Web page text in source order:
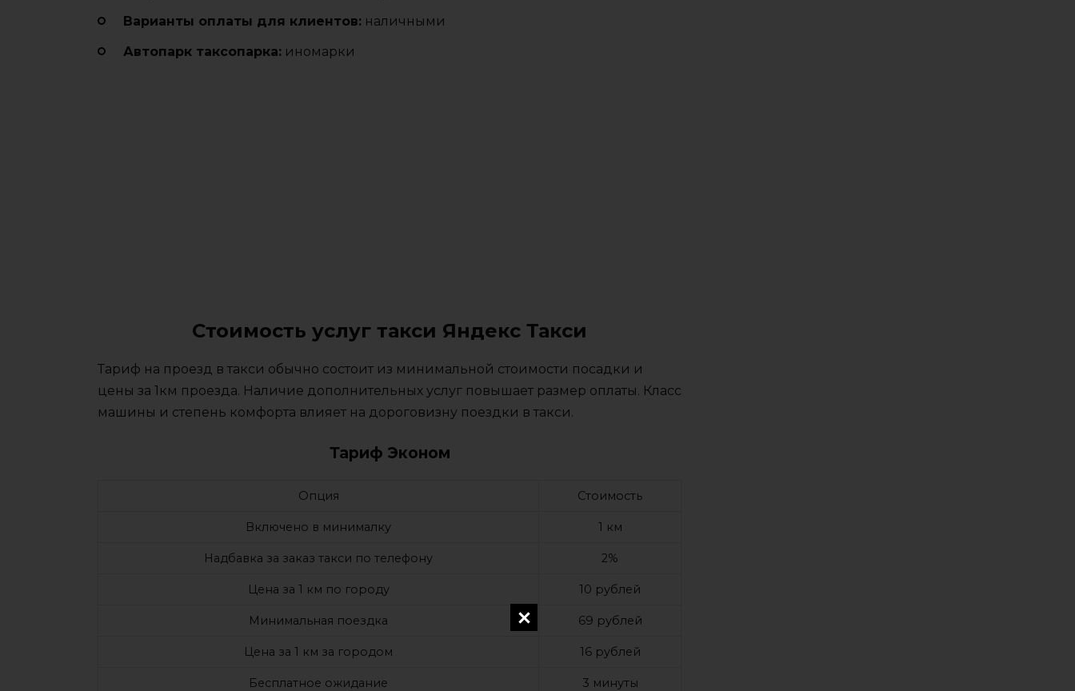
Варианты оплаты для клиентов: наличными
Автопарк таксопарка: иномарки
Стоимость услуг такси Яндекс Такси
Тариф на проезд в такси обычно состоит из минимальной стоимости посадки и
цены за 1км проезда. Наличие дополнительных услуг повышает размер оплаты. Класс
машины и степень комфорта влияет на дороговизну поездки в такси.
Тариф Эконом
Опция Стоимость
Включено в минималку 1 км
Надбавка за заказ такси по телефону 2%
Цена за 1 км по городу 10 рублей
Минимальная поездка 69 рублей
Цена за 1 км за городом 16 рублей
Бесплатное ожидание 3 минуты